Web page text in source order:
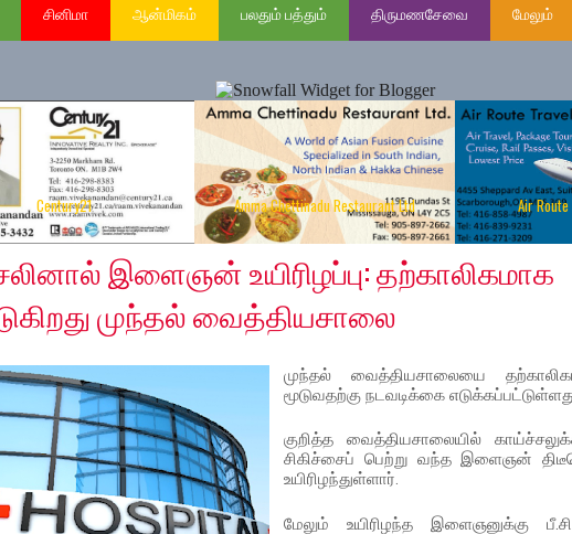
சினிமா ஆன்மிகம் பலதும் பத்தும் திருமணசேவை மேலும்
Century21 Amma Chettinadu Restaurant Ltd Air
11, 2020
இளைஞன் உயிரிழப்பு: தற்காலிகமாக
முந்தல் வைத்தியசாலை
முந்தல் வைத்தியசாலையை
மூடுவதற்கு நடவடிக்கை
குறித்த வைத்தியசாலையில்
சிகிச்சைப் பெற்று வந்த இளைஞன்
உயிரிழந்துள்ளார்.
மேலும் உயிரிழந்த இளைஞனுக்கு